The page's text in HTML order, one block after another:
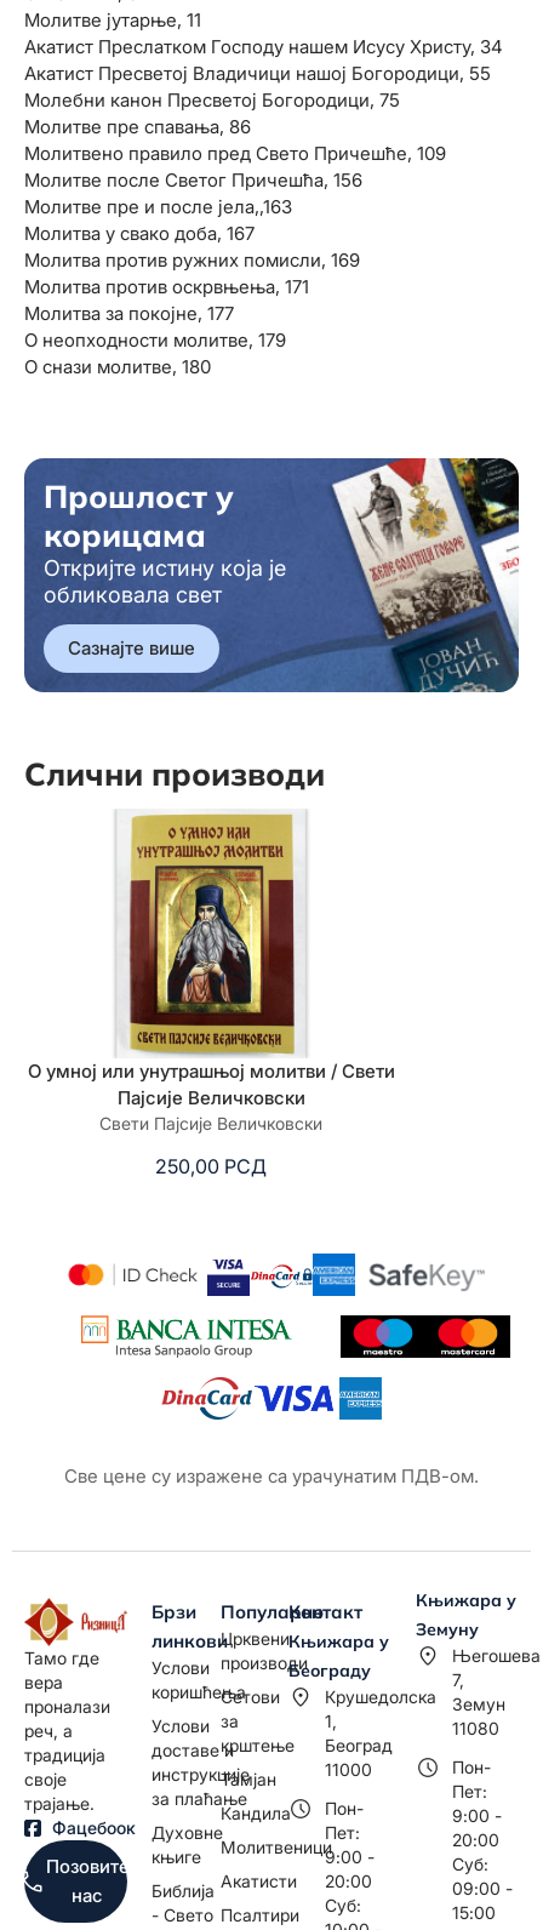
Молитве јутарње, 11
Акатист Преслатком Господу нашем Исусу Христу, 34
Акатист Пресветој Владичици нашој Богородици, 55
Молебни канон Пресветој Богородици, 75
Молитве пре спавања, 86
Молитвено правило пред Свето Причешће, 109
Молитве после Светог Причешћа, 156
Молитве пре и после јела,,163
Молитва у свако доба, 167
Молитва против ружних помисли, 169
Молитва против оскрвњења, 171
Молитва за покојне, 177
О неопходности молитве, 179
О снази молитве, 180
Прошлост у
корицама
Откријте истину која је
обликовала свет
Сазнајте више
Слични производи
О умној или унутрашњој молитви / Свети
Пајсије Величковски
Свети Пајсије Величковски
250,00 РСД
Све цене су изражене са урачунатим ПДВ-ом.
Тамо где
вера
проналази
реч, а
традиција
своје
трајање.
Фацебоок
Позовите
нас
Брзи
линкови
Услови
коришћења
Услови
доставе и
инструкције
за плаћање
Духовне
књиге
Библија
- Свето
Популарно
Црквени
производи
Сетови
за
крштење
Тамјан
Кандила
Молитвеници
Акатисти
Псалтири
Контакт
Књижара у
Београду
Крушедолска
1,
Београд
11000
Пон-
Пет:
9:00 -
20:00
Суб:
Књижара у
Земуну
Његошева
7,
Земун
11080
Пон-
Пет:
9:00 -
20:00
Суб:
09:00 -
15:00